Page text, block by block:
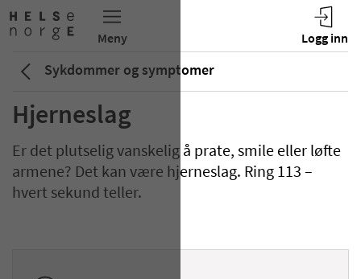
Sykdommer og symptomer
Hjerneslag
Er det plutselig vanskelig å prate, smile eller løfte
armene? Det kan være hjerneslag. Ring 113 –
hvert sekund teller.